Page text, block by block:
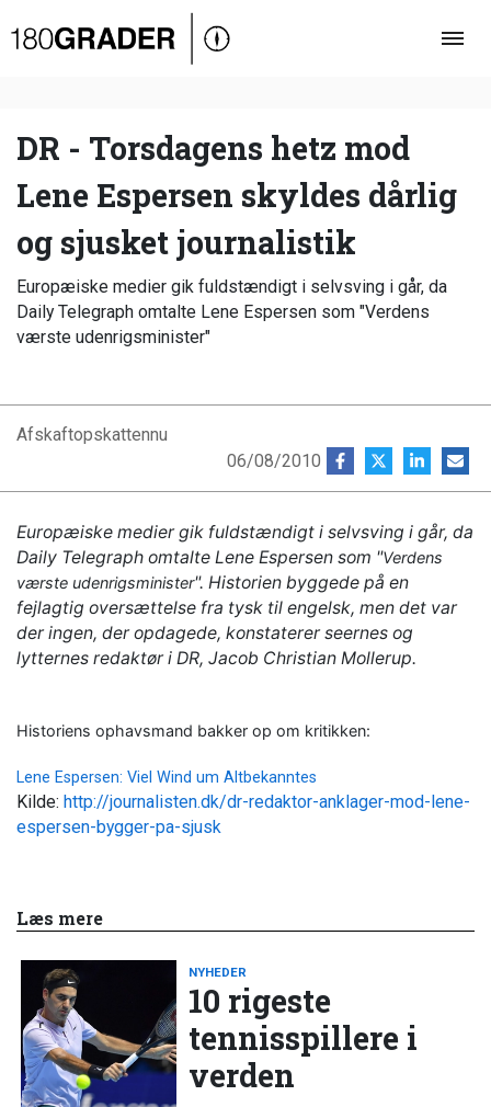
Oversigt
Debat
Video
Podcast
DR - Torsdagens hetz mod
Lene Espersen skyldes dårlig
og sjusket journalistik
Europæiske medier gik fuldstændigt i selvsving i går, da
Daily Telegraph omtalte Lene Espersen som "Verdens
værste udenrigsminister"
Afskaftopskattennu
06/08/2010
Europæiske medier gik fuldstændigt i selvsving i går, da
Daily Telegraph omtalte Lene Espersen som "Verdens
værste udenrigsminister". Historien byggede på en
fejlagtig oversættelse fra tysk til engelsk, men det var
der ingen, der opdagede, konstaterer seernes og
lytternes redaktør i DR, Jacob Christian Mollerup.
Historiens ophavsmand bakker op om kritikken:
Lene Espersen: Viel Wind um Altbekanntes
Kilde: http://journalisten.dk/dr-redaktor-anklager-mod-lene-
espersen-bygger-pa-sjusk
Læs mere
NYHEDER
10 rigeste
tennisspillere i
verden